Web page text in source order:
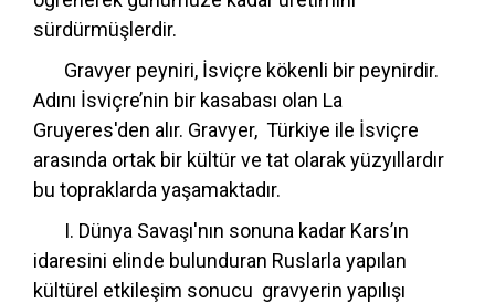
sürdürmüşlerdir.
Gravyer peyniri, İsviçre kökenli bir peynirdir.
Adını İsviçre’nin bir kasabası olan La
Gruyeres'den alır. Gravyer, Türkiye ile İsviçre
arasında ortak bir kültür ve tat olarak yüzyıllardır
bu topraklarda yaşamaktadır.
I. Dünya Savaşı'nın sonuna kadar Kars’ın
idaresini elinde bulunduran Ruslarla yapılan
kültürel etkileşim sonucu gravyerin yapılışı